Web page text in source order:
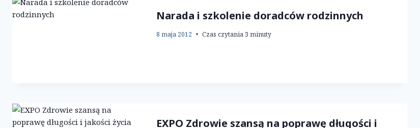
Narada i szkolenie doradców rodzinnych
8 maja 2012 Czas czytania3 minuty
EXPO Zdrowie szansą na poprawę długości i